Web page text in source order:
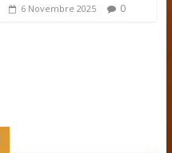
6 Novembre 2025 0